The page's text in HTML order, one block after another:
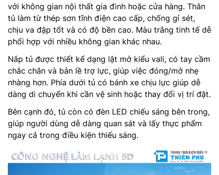
với không gian nội thất gia đình hoặc cửa hàng. Thân
tủ làm từ thép sơn tĩnh điện cao cấp, chống gỉ sét,
chịu va đập tốt và có độ bền cao. Màu trắng tinh tế dễ
phối hợp với nhiều không gian khác nhau.
Nắp tủ được thiết kế dạng lật mở kiểu vali, có tay cầm
chắc chắn và bản lề trợ lực, giúp việc đóng/mở nhẹ
nhàng hơn. Phía dưới tủ có bánh xe chịu lực giúp dễ
dàng di chuyển khi cần vệ sinh hoặc thay đổi vị trí đặt.
Bên cạnh đó, tủ còn có đèn LED chiếu sáng bên trong,
giúp người dùng dễ dàng quan sát và lấy thực phẩm
ngay cả trong điều kiện thiếu sáng.